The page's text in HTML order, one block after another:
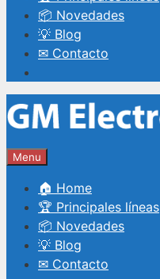
📦 Novedades
💡 Blog
✉ Contacto
Menu
🏠 Home
🏆 Principales líneas
📦 Novedades
💡 Blog
✉ Contacto